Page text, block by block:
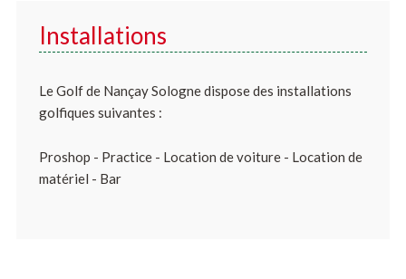
Installations
Le Golf de Nançay Sologne dispose des installations
golfiques suivantes :
Proshop - Practice - Location de voiture - Location de
matériel - Bar